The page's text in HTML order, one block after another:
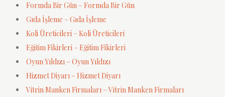
Formda Bir Gün – Formda Bir Gün
Gıda İşleme – Gıda İşleme
Koli Üreticileri – Koli Üreticileri
Eğitim Fikirleri – Eğitim Fikirleri
Oyun Yıldızı – Oyun Yıldızı
Hizmet Diyarı – Hizmet Diyarı
Vitrin Manken Firmaları – Vitrin Manken Firmaları